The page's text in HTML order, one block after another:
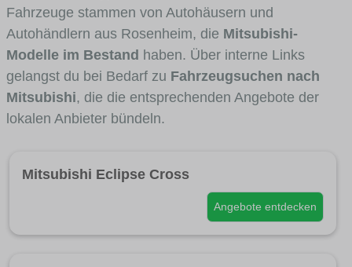
Fahrzeuge stammen von Autohäusern und
Autohändlern aus Rosenheim, die Mitsubishi-
Modelle im Bestand haben. Über interne Links
gelangst du bei Bedarf zu Fahrzeugsuchen nach
Mitsubishi, die die entsprechenden Angebote der
lokalen Anbieter bündeln.
Mitsubishi Eclipse Cross
Angebote entdecken